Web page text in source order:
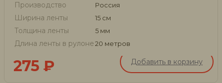
Производство Россия
Ширина ленты 15 см
Толщина ленты 5 мм
Длина ленты в рулоне20 метров
275 ₽ Добавить в корзину